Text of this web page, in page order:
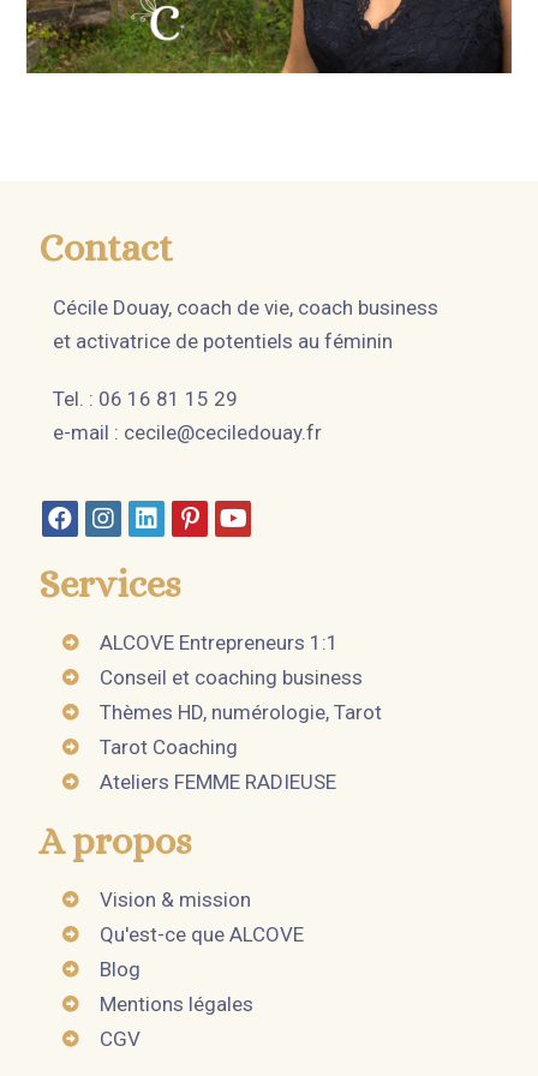
Contact
Cécile Douay, coach de vie, coach business
et activatrice de potentiels au féminin
Tel. : 06 16 81 15 29
e-mail : cecile@ceciledouay.fr
Services
ALCOVE Entrepreneurs 1:1
Conseil et coaching business
Thèmes HD, numérologie, Tarot
Tarot Coaching
Ateliers FEMME RADIEUSE
A propos
Vision & mission
Qu'est-ce que ALCOVE
Blog
Mentions légales
CGV